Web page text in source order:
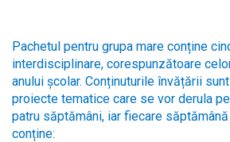
Pachetul pentru grupa mare conține
interdisciplinare, corespunzătoare
anului școlar. Conținuturile învățării
proiecte tematice care se vor derula
patru săptămâni, iar fiecare
conține: